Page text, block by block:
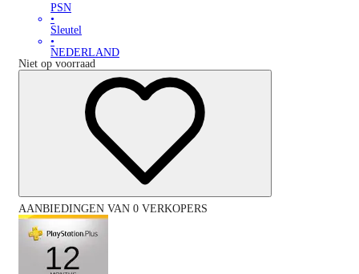
PSN
•
Sleutel
•
NEDERLAND
Niet op voorraad
AANBIEDINGEN VAN 0 VERKOPERS